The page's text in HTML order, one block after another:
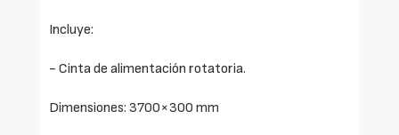
Incluye:
- Cinta de alimentación rotatoria.
Dimensiones: 3700×300 mm